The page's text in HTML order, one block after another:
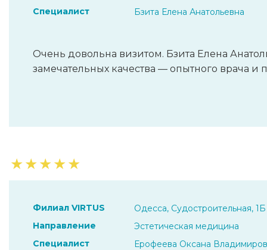
Специалист
Бзита Елена Анатольевна
Очень довольна визитом. Бзита Елена
замечательных качества — опытного врача и
★★★★★
Филиал VIRTUS
Одесса, Судостроительная, 1Б
Направление
Эстетическая медицина
Специалист
Ерофеева Оксана